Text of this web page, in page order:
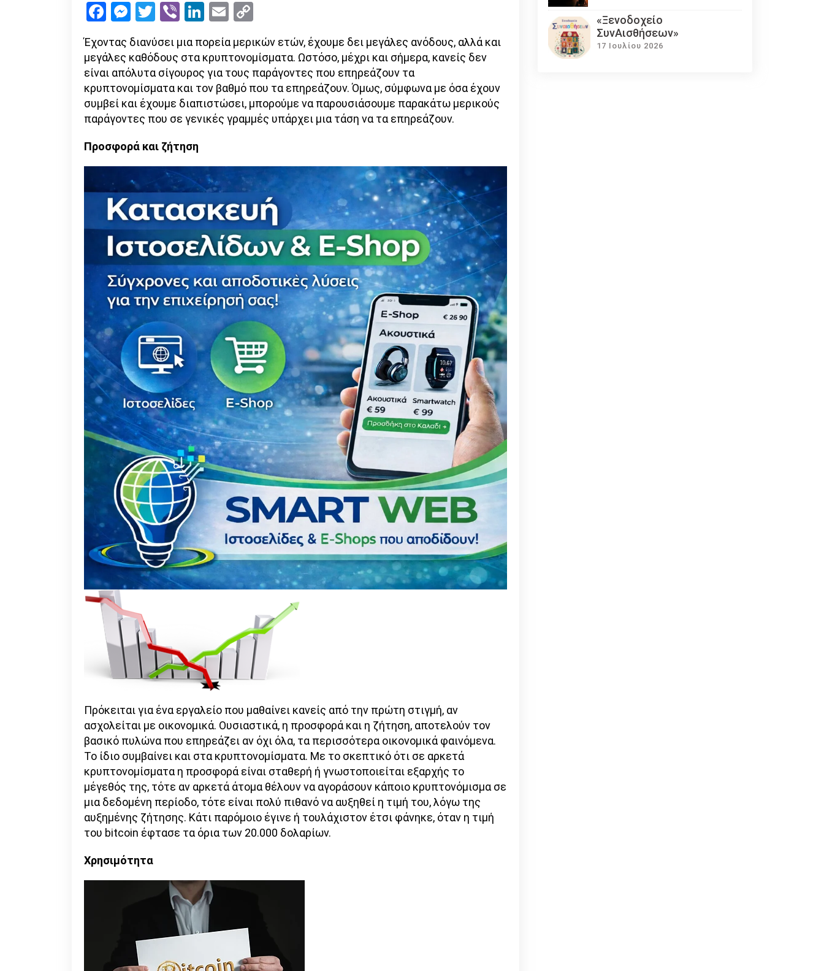
Facebook
Messenger
Twitter
ViberLinkedIn
Email
Link
Έχοντας διανύσει μια πορεία μερικών ετών, έχουμε δει μεγάλες ανόδους, αλλά και
μεγάλες καθόδους στα κρυπτονομίσματα. Ωστόσο, μέχρι και σήμερα, κανείς δεν
είναι απόλυτα σίγουρος για τους παράγοντες που επηρεάζουν τα
κρυπτονομίσματα και τον βαθμό που τα επηρεάζουν. Όμως, σύμφωνα με όσα έχουν
συμβεί και έχουμε διαπιστώσει, μπορούμε να παρουσιάσουμε παρακάτω μερικούς
παράγοντες που σε γενικές γραμμές υπάρχει μια τάση να τα επηρεάζουν.
Προσφορά και ζήτηση
Πρόκειται για ένα εργαλείο που μαθαίνει κανείς από την πρώτη στιγμή, αν
ασχολείται με οικονομικά. Ουσιαστικά, η προσφορά και η ζήτηση, αποτελούν τον
βασικό πυλώνα που επηρεάζει αν όχι όλα, τα περισσότερα οικονομικά φαινόμενα.
Το ίδιο συμβαίνει και στα κρυπτονομίσματα. Με το σκεπτικό ότι σε αρκετά
κρυπτονομίσματα η προσφορά είναι σταθερή ή γνωστοποιείται εξαρχής το
μέγεθός της, τότε αν αρκετά άτομα θέλουν να αγοράσουν κάποιο κρυπτονόμισμα σε
μια δεδομένη περίοδο, τότε είναι πολύ πιθανό να αυξηθεί η τιμή του, λόγω της
αυξημένης ζήτησης. Κάτι παρόμοιο έγινε ή τουλάχιστον έτσι φάνηκε, όταν η τιμή
του bitcoin έφτασε τα όρια των 20.000 δολαρίων.
Χρησιμότητα
«Ξενοδοχείο
ΣυνΑισθήσεων»
17 Ιουλίου 2026